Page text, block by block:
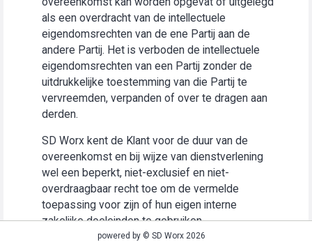
als een overdracht van de intellectuele
eigendomsrechten van de ene Partij aan de
andere Partij. Het is verboden de intellectuele
eigendomsrechten van een Partij zonder de
uitdrukkelijke toestemming van die Partij te
vervreemden, verpanden of over te dragen aan
derden.
SD Worx kent de Klant voor de duur van de
overeenkomst en bij wijze van dienstverlening
wel een beperkt, niet-exclusief en niet-
overdraagbaar recht toe om de vermelde
toepassing voor zijn of hun eigen interne
zakelijke doeleinden te gebruiken
(“Gebruiksrecht”).powered by © SD Worx 2026